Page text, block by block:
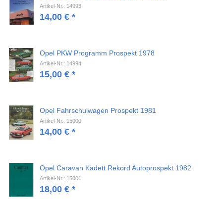
Artikel-Nr.: 14993
14,00 €*
Opel PKW Programm Prospekt 1978
Artikel-Nr.: 14994
15,00 €*
Opel Fahrschulwagen Prospekt 1981
Artikel-Nr.: 15000
14,00 €*
Opel Caravan Kadett Rekord Autoprospekt 1982
Artikel-Nr.: 15001
18,00 €*